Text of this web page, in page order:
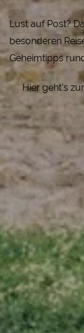
Lust auf Post?
besonderen
Geheimtipps
Hier geht's